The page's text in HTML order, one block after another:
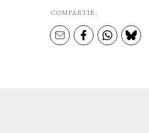
COMPARTIR: